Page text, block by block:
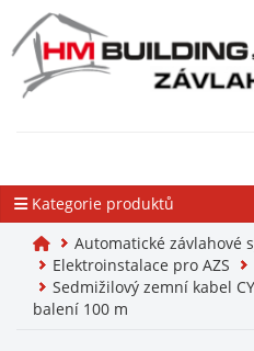
Kategorie produktů
Automatické závlahové
Elektroinstalace pro AZS
Sedmižilový zemní kabel
balení 100 m